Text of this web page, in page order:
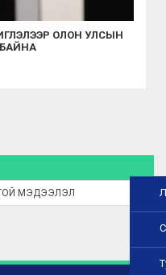
ОЛОН УЛСЫН
МЭДЭЭЛЭЛ